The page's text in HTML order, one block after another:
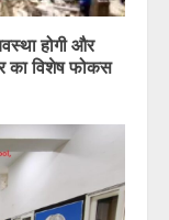
शुरू, उत्तराखंड
गणना
होगी और
का विशेष फोकस